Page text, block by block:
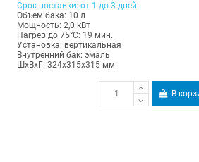
Срок поставки: от 1 до 3 дней
Объем бака: 10 л
Мощность: 2,0 кВт
Нагрев до 75°С: 19 мин.
Установка: вертикальная
Внутренний бак: эмаль
ШхВхГ: 324х315х315 мм
В